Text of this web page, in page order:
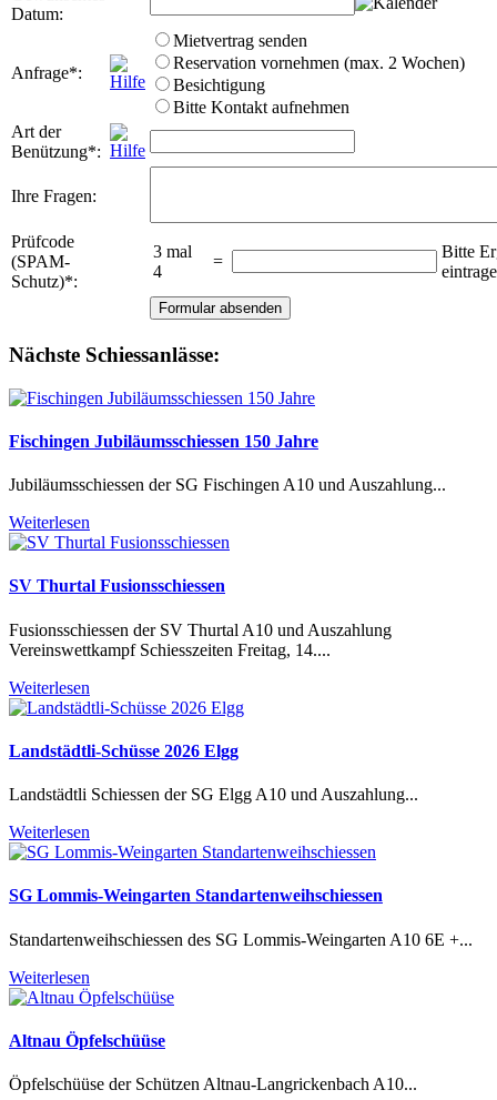
Datum:
Anfrage*:
Mietvertrag senden
Reservation vornehmen (max. 2 Wochen)
Besichtigung
Bitte Kontakt aufnehmen
Art der
Benützung*:
Ihre Fragen:
Prüfcode
(SPAM-
Schutz)*:
3 mal
4
=
Bitte
Nächste Schiessanlässe:
Fischingen Jubiläumsschiessen 150 Jahre
Jubiläumsschiessen der SG Fischingen A10 und Auszahlung...
Weiterlesen
SV Thurtal Fusionsschiessen
Fusionsschiessen der SV Thurtal A10 und Auszahlung
Vereinswettkampf Schiesszeiten Freitag, 14....
Weiterlesen
Landstädtli-Schüsse 2026 Elgg
Landstädtli Schiessen der SG Elgg A10 und Auszahlung...
Weiterlesen
SG Lommis-Weingarten Standartenweihschiessen
Standartenweihschiessen des SG Lommis-Weingarten A10 6E +...
Weiterlesen
Altnau Öpfelschüüse
Öpfelschüüse der Schützen Altnau-Langrickenbach A10...